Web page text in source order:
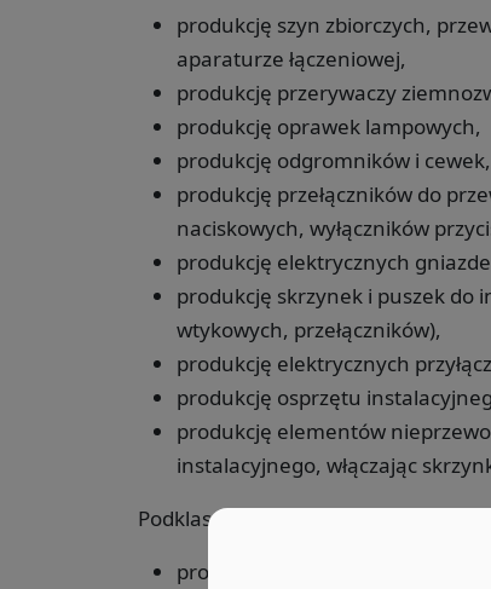
produkcję szyn zbiorczych,
aparaturze łączeniowej,
produkcję przerywaczy
produkcję oprawek lampowych,
produkcję odgromników i cewek,
produkcję przełączników do
naciskowych, wyłączników
produkcję elektrycznych
produkcję skrzynek i puszek do
wtykowych, przełączników),
produkcję elektrycznych
produkcję osprzętu
produkcję elementów
instalacyjnego, włączając
Podklasa ta nie obejmuje:
produkcji izolatorów